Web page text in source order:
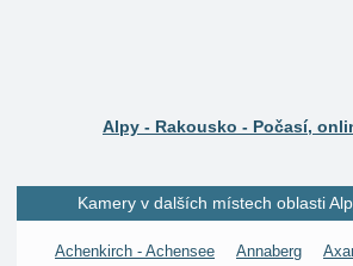
Alpy - Rakousko - Počasí,
Kamery v dalších místech oblasti
Achenkirch - Achensee Annaberg